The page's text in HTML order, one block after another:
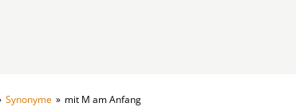
Synonyme » mit M am Anfang